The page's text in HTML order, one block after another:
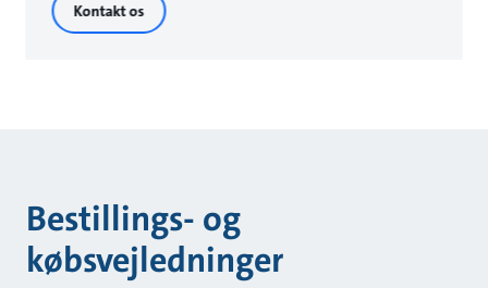
Kontakt os
Bestillings- og
købsvejledninger